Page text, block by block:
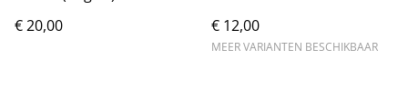
€ 20,00
€ 12,00
MEER VARIANTEN BESCHIKBAAR